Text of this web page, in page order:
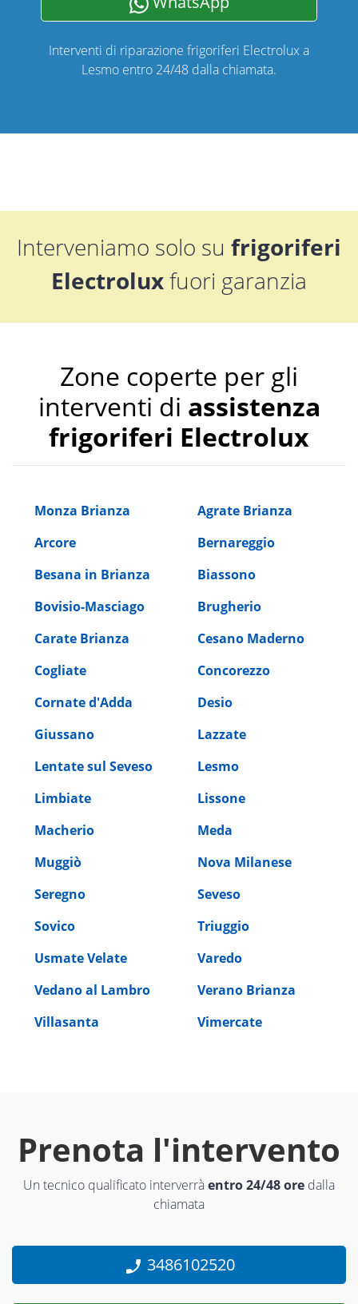
Interventi di riparazione frigoriferi Electrolux a
Lesmo entro 24/48 dalla chiamata.
Interveniamo solo su frigoriferi
Electroluxfuori garanzia
Zone coperte per gli
interventi di assistenza
frigoriferi Electrolux
Monza Brianza
Agrate Brianza
Arcore
Bernareggio
Besana in Brianza
Biassono
Bovisio-Masciago
Brugherio
Carate Brianza
Cesano Maderno
Cogliate
Concorezzo
Cornate d'Adda
Desio
Giussano
Lazzate
Lentate sul Seveso
Lesmo
Limbiate
Lissone
Macherio
Meda
Muggiò
Nova Milanese
Seregno
Seveso
Sovico
Triuggio
Usmate Velate
Varedo
Vedano al Lambro
Verano Brianza
Villasanta
Vimercate
Prenota l'intervento
Un tecnico qualificato interverràentro 24/48 ore dalla
chiamata
3486102520